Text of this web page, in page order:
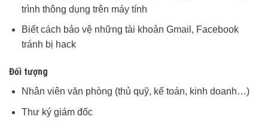
trình thông dụng trên máy tính
Biết cách bảo vệ những tài khoản Gmail, Facebook
tránh bị hack
Đối tượng
Nhân viên văn phòng (thủ quỹ, kế toán, kinh doanh…)
Thư ký giám đốc